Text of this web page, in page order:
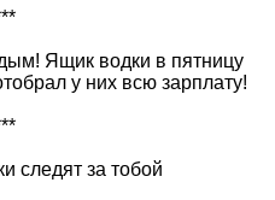
Ящик водки в пятницу
у них всю зарплату!
следят за тобой